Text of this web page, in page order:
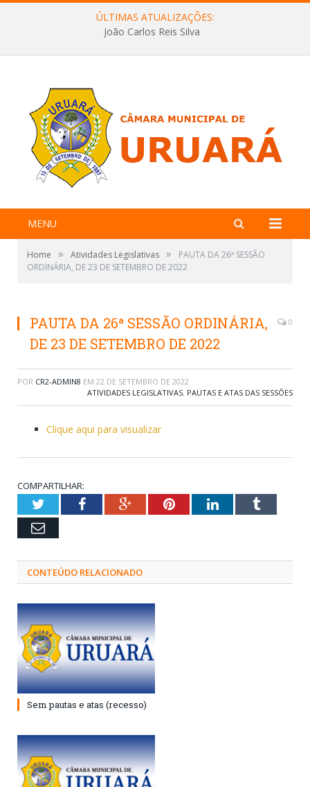
ÚLTIMAS ATUALIZAÇÕES:
João Carlos Reis Silva
MENU
Home » Atividades Legislativas »
PAUTA DA 26ª SESSÃO
ORDINÁRIA, DE 23 DE SETEMBRO DE 2022
PAUTA DA 26ª SESSÃO ORDINÁRIA,
DE 23 DE SETEMBRO DE 2022
0
POR CR2-ADMIN8 EM 22 DE SETEMBRO DE 2022
ATIVIDADES LEGISLATIVAS, PAUTAS E ATAS DAS SESSÕES
Clique aqui para visualizar
COMPARTILHAR:
TwitterFacebookGoogle+PinterestLinkedInTumblr
Email
CONTEÚDO RELACIONADO
Sem pautas e atas (recesso)